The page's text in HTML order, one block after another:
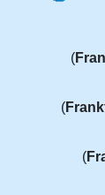
(
(
(